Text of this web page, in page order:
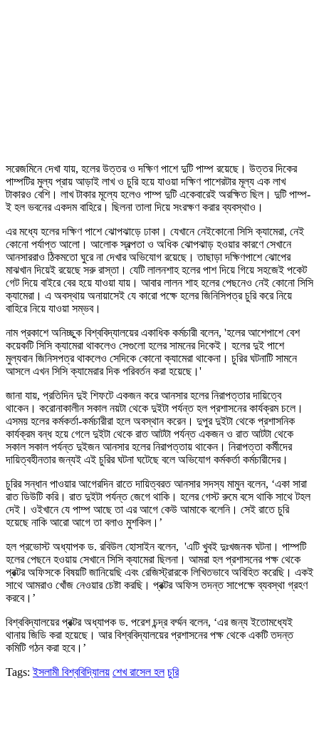
সরেজমিনে দেখা যায়, হলের উত্তর ও দক্ষিণ পাশে দুটি পাম্প রয়েছে। উত্তর দিকের
পাম্পটির মুল্য প্রায় আড়াই লাখ ও চুরি হয়ে যাওয়া দক্ষিণ পাশেরটার মূল্য এক লাখ
টাকারও বেশি। লাখ টাকার মূল্যে হলেও পাম্প দুটি একেবারেই অরক্ষিত ছিল। দুটি পাম্প-
ই হল ভবনের একদম বাহিরে। ছিলনা তালা দিয়ে সংরক্ষণ করার ব্যবস্থাও।
এর মধ্যে হলের দক্ষিণ পাশে ঝোপঝাড়ে ঢাকা। যেখানে নেইকোনো সিসি ক্যামেরা, নেই
কোনো পর্যাপ্ত আলো। আলোক স্বল্পতা ও অধিক ঝোপঝাড় হওয়ার কারণে সেখানে
আনসাররাও ঠিকমতো ঘুরে না দেখার অভিযোগ রয়েছে। তাছাড়া দক্ষিণপাশে ঝোপের
মাঝখান দিয়েই রয়েছে সরু রাস্তা। যেটি লালনশাহ হলের পাশ দিয়ে গিয়ে সহজেই পকেট
গেট দিয়ে বাইরে বের হয়ে যাওয়া যায়। আবার লালন শাহ হলের পেছনেও নেই কোনো সিসি
ক্যামেরা। এ অবস্থায় অনায়াসেই যে কারো পক্ষে হলের জিনিসিপত্র চুরি করে নিয়ে
বাহিরে নিয়ে যাওয়া সম্ভব।
নাম প্রকাশে অনিচ্ছুক বিশ্ববিদ্যালয়ের একাধিক কর্মচারী বলেন, 'হলের আশেপাশে বেশ
কয়েকটি সিসি ক্যামেরা থাকলেও সেগুলো হলের সামনের দিকেই। হলের দুই পাশে
মুল্যবান জিনিসপত্র থাকলেও সেদিকে কোনো ক্যামেরা থাকেনা। চুরির ঘটনাটি সামনে
আসলে এখন সিসি ক্যামেরার দিক পরিবর্তন করা হয়েছে।'
জানা যায়, প্রতিদিন দুই শিফটে একজন করে আনসার হলের নিরাপত্তার দায়িত্বে
থাকেন। করোনাকালীন সকাল নয়টা থেকে দুইটা পর্যন্ত হল প্রশাসনের কার্যক্রম চলে।
এসময় হলের কর্মকর্তা-কর্মচারীরা হলে অবস্থান করেন। দুপুর দুইটা থেকে প্রশাসনিক
কার্যক্রম বন্ধ হয়ে গেলে দুইটা থেকে রাত আটটা পর্যন্ত একজন ও রাত আটটা থেকে
সকাল সকাল পর্যন্ত দুইজন আনসার হলের নিরাপত্তায় থাকেন। নিরাপত্তা কর্মীদের
দায়িত্বহীনতার জন্যই এই চুরির ঘটনা ঘটেছে বলে অভিযোগ কর্মকর্তা কর্মচারীদের।
চুরির সন্ধান পাওয়ার আগেরদিন রাতে দায়িত্বরত আনসার সদস্য মামুন বলেন, ‘একা সারা
রাত ডিউটি করি। রাত দুইটা পর্যন্ত জেগে থাকি। হলের গেস্ট রুমে বসে থাকি সাথে টহল
দেই। ওইখানে যে পাম্প আছে তা এর আগে কেউ আমাকে বলেনি। সেই রাতে চুরি
হয়েছে নাকি আরো আগে তা বলাও মুশকিল।’
হল প্রভোস্ট অধ্যাপক ড. রবিউল হোসাইন বলেন, 'এটি খুবই দুঃখজনক ঘটনা। পাম্পটি
হলের পেছনে হওয়ায় সেখানে সিসি ক্যামেরা ছিলনা। আমরা হল প্রশাসনের পক্ষ থেকে
প্রক্টর অফিসকে বিষয়টি জানিয়েছি এবং রেজিস্ট্রারকে লিখিতভাবে অবিহিত করেছি। একই
সাথে আমরাও খোঁজ নেওয়ার চেষ্টা করছি। প্রক্টর অফিস তদন্ত সাপেক্ষে ব্যবস্থা গ্রহণ
করবে।’
বিশ্ববিদ্যালয়ের প্রক্টর অধ্যাপক ড. পরেশ চন্দ্র বর্ম্মন বলেন, ‘এর জন্য ইতোমধ্যেই
থানায় জিডি করা হয়েছে। আর বিশ্ববিদ্যালয়ের প্রশাসনের পক্ষ থেকে একটি তদন্ত
কমিটি গঠন করা হবে।’
Tags: ইসলামী বিশ্ববিদ্যিালয় শেখ রাসেল হল চুরি